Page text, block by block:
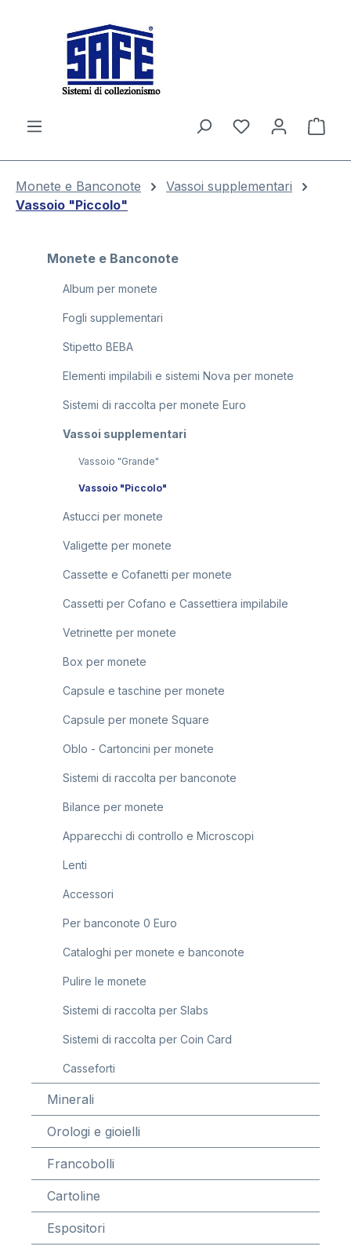
Il
Monete e Banconote
Vassoi supplementari
Vassoio "Piccolo"
Monete e Banconote
Album per monete
Fogli supplementari
Stipetto BEBA
Elementi impilabili e sistemi Nova per monete
Sistemi di raccolta per monete Euro
Vassoi supplementari
Vassoio "Grande"
Vassoio "Piccolo"
Astucci per monete
Valigette per monete
Cassette e Cofanetti per monete
Cassetti per Cofano e Cassettiera impilabile
Vetrinette per monete
Box per monete
Capsule e taschine per monete
Capsule per monete Square
Oblo - Cartoncini per monete
Sistemi di raccolta per banconote
Bilance per monete
Apparecchi di controllo e Microscopi
Lenti
Accessori
Per banconote 0 Euro
Cataloghi per monete e banconote
Pulire le monete
Sistemi di raccolta per Slabs
Sistemi di raccolta per Coin Card
Casseforti
Minerali
Orologi e gioielli
Francobolli
Cartoline
Espositori